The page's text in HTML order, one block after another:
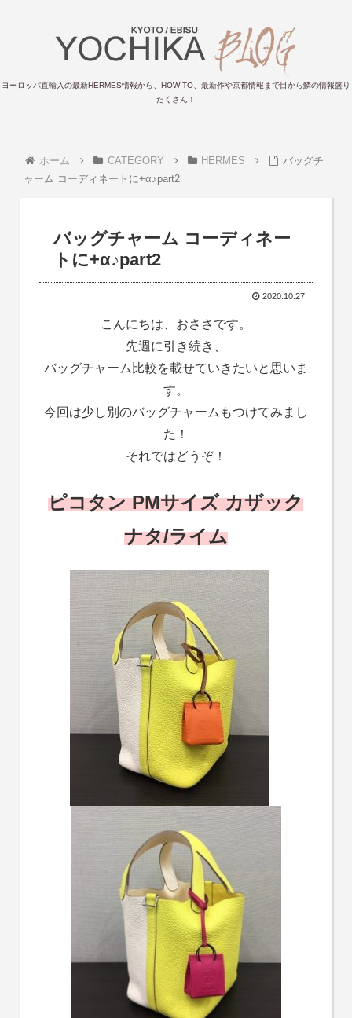
ヨーロッパ直輸入の最新HERMES情報から、HOW TO、最新作や京都情報まで目から鱗の情報盛り
たくさん！
ホーム CATEGORY HERMES
バッグチ
ャーム コーディネートに+α♪part2
バッグチャーム コーディネー
トに+α♪part2
2020.10.27
こんにちは、おささです。
先週に引き続き、
バッグチャーム比較を載せていきたいと思いま
す。
今回は少し別のバッグチャームもつけてみまし
た！
それではどうぞ！
ピコタン PMサイズ カザック
ナタ/ライム